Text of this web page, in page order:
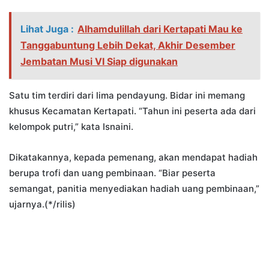
Lihat Juga : Alhamdulillah dari Kertapati Mau ke
Tanggabuntung Lebih Dekat, Akhir Desember
Jembatan Musi VI Siap digunakan
Satu tim terdiri dari lima pendayung. Bidar ini memang
khusus Kecamatan Kertapati. “Tahun ini peserta ada dari
kelompok putri,” kata Isnaini.
Dikatakannya, kepada pemenang, akan mendapat hadiah
berupa trofi dan uang pembinaan. “Biar peserta
semangat, panitia menyediakan hadiah uang pembinaan,”
ujarnya.(*/rilis)